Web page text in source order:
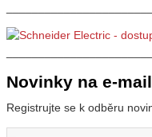
Novinky na e-mail
Registrujte se k odběru